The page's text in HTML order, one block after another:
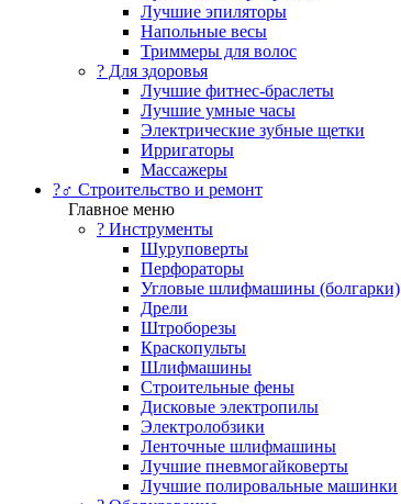
Лучшие эпиляторы
Напольные весы
Триммеры для волос
? Для здоровья
Лучшие фитнес-браслеты
Лучшие умные часы
Электрические зубные щетки
Ирригаторы
Массажеры
?‍♂️ Строительство и ремонт
Главное меню
?️ Инструменты
Шуруповерты
Перфораторы
Угловые шлифмашины (болгарки)
Дрели
Штроборезы
Краскопульты
Шлифмашины
Строительные фены
Дисковые электропилы
Электролобзики
Ленточные шлифмашины
Лучшие пневмогайковерты
Лучшие полировальные машинки